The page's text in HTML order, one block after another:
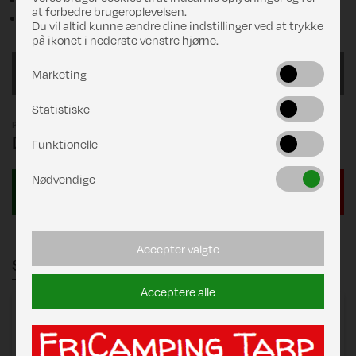
Pløkker og pløkpose
DKK 21.625,00
Stænger
Zinox Mega 240/250består af:
Mega Stel 240/250 Standard C1 16/23 MegaFix
at forbedre brugeroplevelsen.
Du vil altid kunne ændre dine indstillinger ved at trykke
på ikonet i nederste venstre hjørne.
Marketing
Statistiske
Funktionelle
Nødvendige
Accepter valgte
Acceptere alle